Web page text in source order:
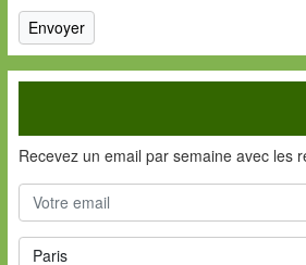
Recevez un email par semaine avec les